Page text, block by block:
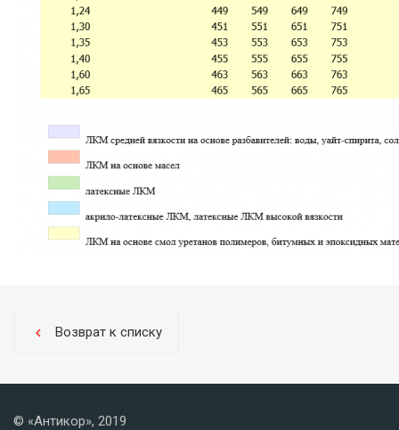
chevron_left Возврат к списку
© «Антикор», 2019